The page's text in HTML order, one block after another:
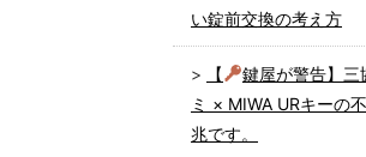
い錠前交換の考え方
【
鍵屋が警告】三
ミ × MIWA URキーの
兆です。